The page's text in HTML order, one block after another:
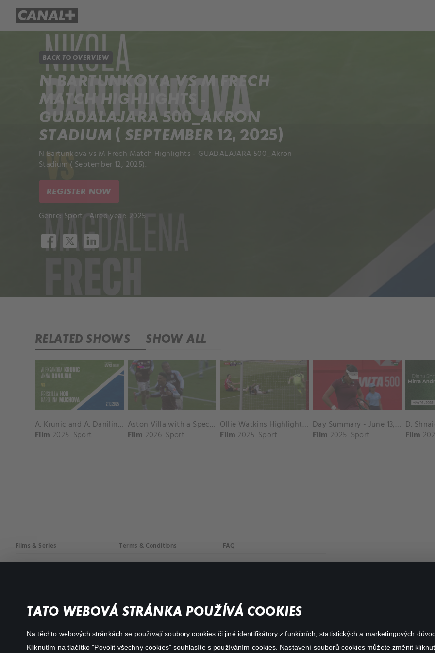
TATO WEBOVÁ STRÁNKA POUŽÍVÁ COOKIES
Na těchto webových stránkách se používají soubory cookies či jiné identifikátory z funkčních, statistických a marketingových
Kliknutím na tlačítko "Povolit všechny cookies" souhlasíte s používáním cookies. Nastavení souborů cookies můžete změnit
BACK TO OVERVIEW
N BARTUNKOVA VS M FRECH
MATCH HIGHLIGHTS -
GUADALAJARA 500_AKRON
STADIUM ( SEPTEMBER 12, 2025)
N Bartunkova vs M Frech Match Highlights - GUADALAJARA 500_Akron
Stadium ( September 12, 2025).
REGISTER NOW
Genre: Sport Aired year: 2025
RELATED SHOWS SHOW ALL
A. Krunic and A. Danilina vs. P. Hon and K. Muchova Match Highlights - BEIJING_Capital Group Diamond ( October 02, 2025)
Film 2025 Sport
Aston Villa with a Spectacular Goal vs. Nottingham Forest
Film 2026 Sport
Ollie Watkins Highlights vs. Southampton
Film 2025 Sport
Day Summary - June 13, 2025
Film 2025 Sport
Film
Films & Series
Action
Terms & Conditions FAQ